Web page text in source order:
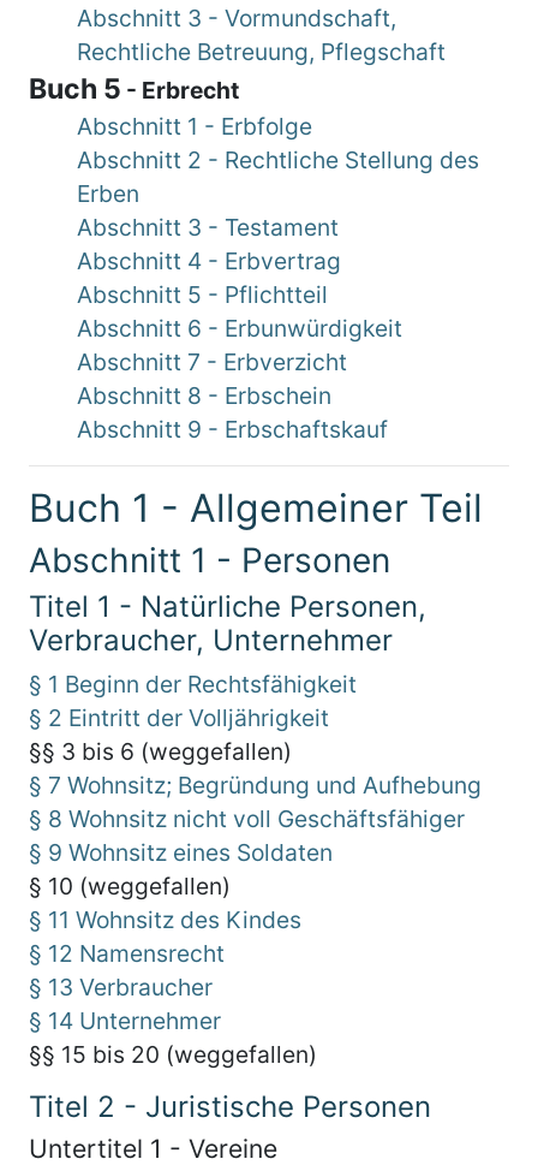
Abschnitt 3 - Vormundschaft,
Rechtliche Betreuung, Pflegschaft
Buch 5 - Erbrecht
Abschnitt 1 - Erbfolge
Abschnitt 2 - Rechtliche Stellung des
Erben
Abschnitt 3 - Testament
Abschnitt 4 - Erbvertrag
Abschnitt 5 - Pflichtteil
Abschnitt 6 - Erbunwürdigkeit
Abschnitt 7 - Erbverzicht
Abschnitt 8 - Erbschein
Abschnitt 9 - Erbschaftskauf
Buch 1 - Allgemeiner Teil
Abschnitt 1 - Personen
Titel 1 - Natürliche Personen,
Verbraucher, Unternehmer
§ 1 Beginn der Rechtsfähigkeit
§ 2 Eintritt der Volljährigkeit
§§ 3 bis 6 (weggefallen)
§ 7 Wohnsitz; Begründung und Aufhebung
§ 8 Wohnsitz nicht voll Geschäftsfähiger
§ 9 Wohnsitz eines Soldaten
§ 10 (weggefallen)
§ 11 Wohnsitz des Kindes
§ 12 Namensrecht
§ 13 Verbraucher
§ 14 Unternehmer
§§ 15 bis 20 (weggefallen)
Titel 2 - Juristische Personen
Untertitel 1 - Vereine